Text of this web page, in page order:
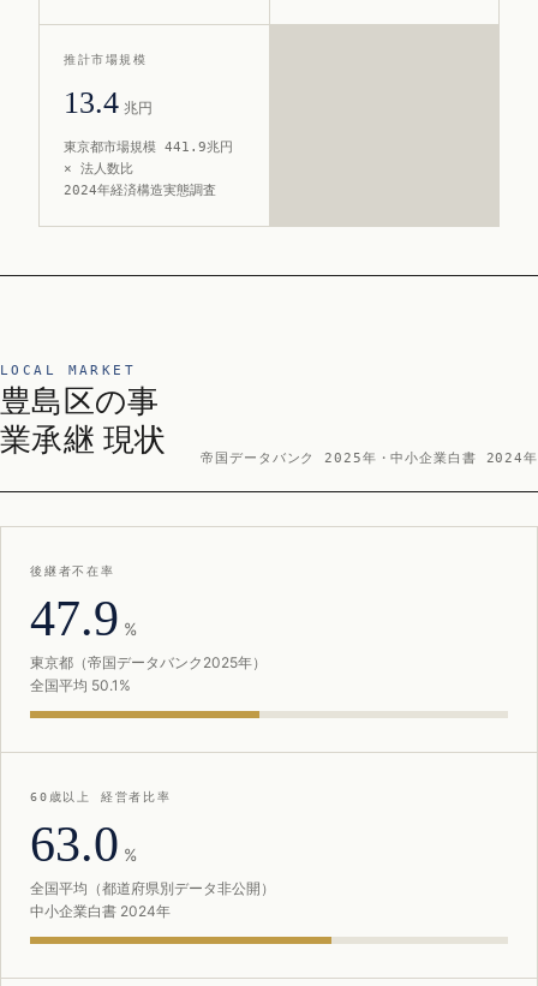
推計市場規模
13.4 兆円
東京都市場規模 441.9兆円
× 法人数比
2024年経済構造実態調査
LOCAL MARKET
豊島区の事
業承継 現状
帝国データバンク 2025年・中小企業白書 2024年
後継者不在率
47.9 %
東京都（帝国データバンク2025年）
全国平均 50.1%
60歳以上 経営者比率
63.0 %
全国平均（都道府県別データ非公開）
中小企業白書 2024年